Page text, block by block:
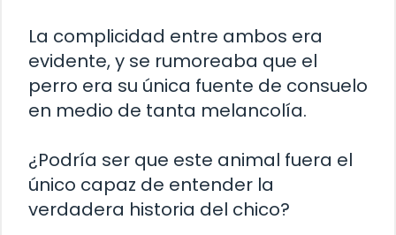
La complicidad entre ambos era
evidente, y se rumoreaba que el
perro era su única fuente de consuelo
en medio de tanta melancolía.
¿Podría ser que este animal fuera el
único capaz de entender la
verdadera historia del chico?